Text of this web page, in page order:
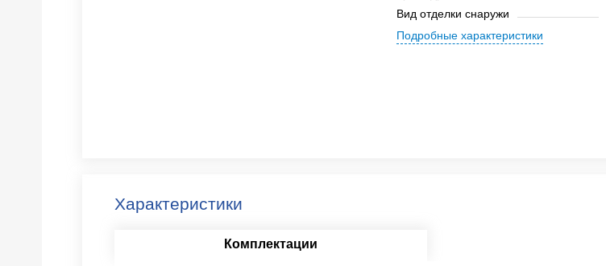
Вид отделки снаружи
Подробные характеристики
Характеристики
Комплектации